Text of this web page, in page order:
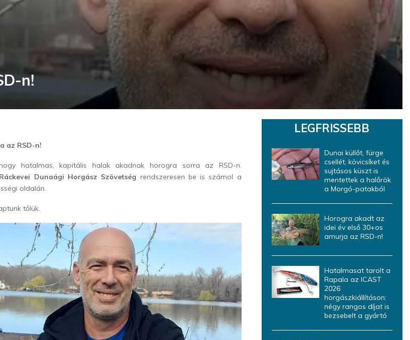
n!
az RSD-n!
hatalmas, kapitális halak akadnak horogra sorra az RSD-n.
Ráckevei Dunaági Horgász Szövetség rendszeresen be is számol a
oldalán.
tőlük.
LEGFRISSEBB
Dunai küllőt, fürge
csellét, kövicsíket és
sujtásos küszt is
mentettek a halőrök
a Morgó-patakból
Horogra akadt az
idei év első 30+os
amurja az RSD-n!
Hatalmasat tarolt a
Rapala az ICAST
2026
horgászkiállításon:
négy rangos díjat is
bezsebelt a gyártó